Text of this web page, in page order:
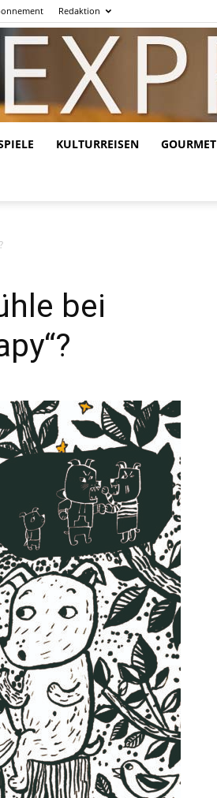
Redaktion
KULTURREISEN GOURMET
bei